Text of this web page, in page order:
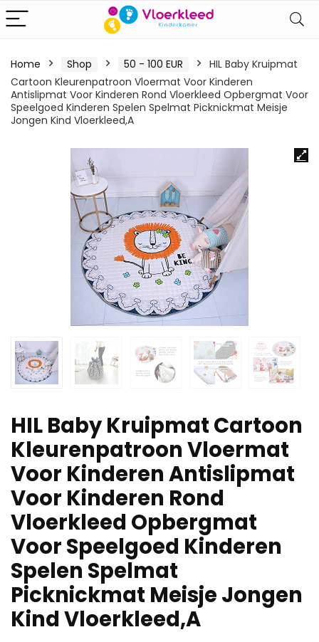
Home Shop 50 - 100 EUR
HIL Baby Kruipmat
Cartoon Kleurenpatroon Vloermat Voor Kinderen
Antislipmat Voor Kinderen Rond Vloerkleed Opbergmat Voor
Speelgoed Kinderen Spelen Spelmat Picknickmat Meisje
Jongen Kind Vloerkleed,A
HIL Baby Kruipmat Cartoon
Kleurenpatroon Vloermat
Voor Kinderen Antislipmat
Voor Kinderen Rond
Vloerkleed Opbergmat
Voor Speelgoed Kinderen
Spelen Spelmat
Picknickmat Meisje Jongen
Kind Vloerkleed,A